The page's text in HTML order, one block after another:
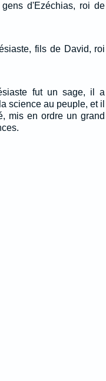
d'Ezéchias, roi de
fils de David, roi
fut un sage, il a
science au peuple, et il
mis en ordre un grand